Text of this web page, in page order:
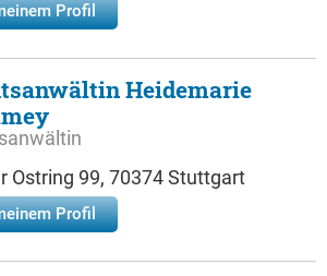
Profil
Heidemarie
Ostring 99, 70374 Stuttgart
Profil